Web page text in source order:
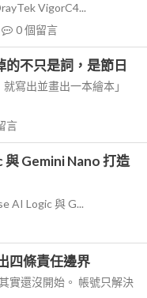
VigorC4...
0個留言
不只是詞，是節日
寫出並畫出一本繪本」
言
Gemini Nano 打造
AI Logic 與 G...
四條責任邊界
實還沒開始。 帳號只解決